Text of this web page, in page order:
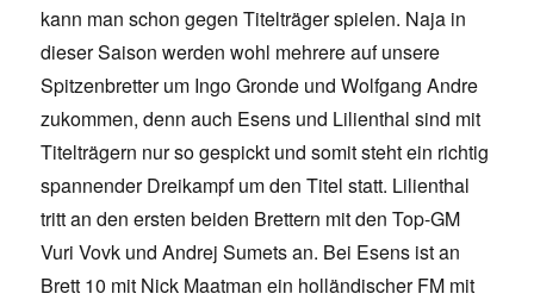
kann man schon gegen Titelträger spielen. Naja in
dieser Saison werden wohl mehrere auf unsere
Spitzenbretter um Ingo Gronde und Wolfgang Andre
zukommen, denn auch Esens und Lilienthal sind mit
Titelträgern nur so gespickt und somit steht ein richtig
spannender Dreikampf um den Titel statt. Lilienthal
tritt an den ersten beiden Brettern mit den Top-GM
Vuri Vovk und Andrej Sumets an. Bei Esens ist an
Brett 10 mit Nick Maatman ein holländischer FM mit